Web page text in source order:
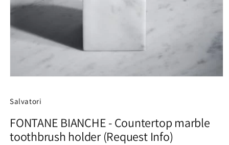
에
미
디
어
Salvatori
FONTANE BIANCHE - Countertop marble
toothbrush holder (Request Info)